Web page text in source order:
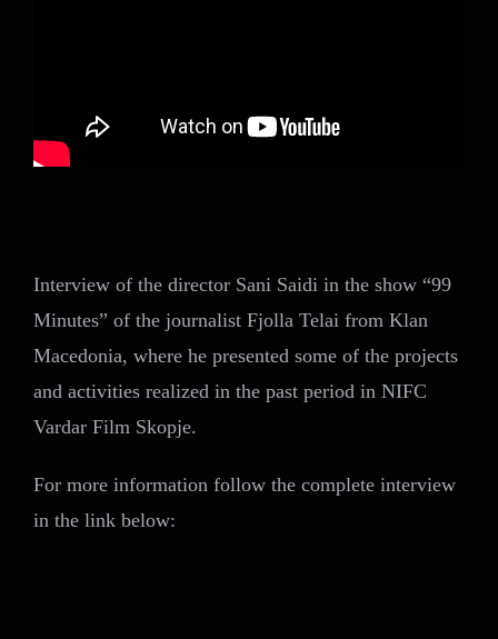
Interview of the director Sani Saidi in the show “99
Minutes” of the journalist Fjolla Telai from Klan
Macedonia, where he presented some of the projects
and activities realized in the past period in NIFC
Vardar Film Skopje.
For more information follow the complete interview
in the link below: